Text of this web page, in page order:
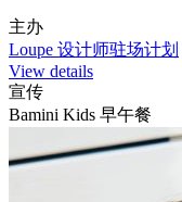
主办
Loupe 设计师驻场计划
View details
宣传
Bamini Kids 早午餐